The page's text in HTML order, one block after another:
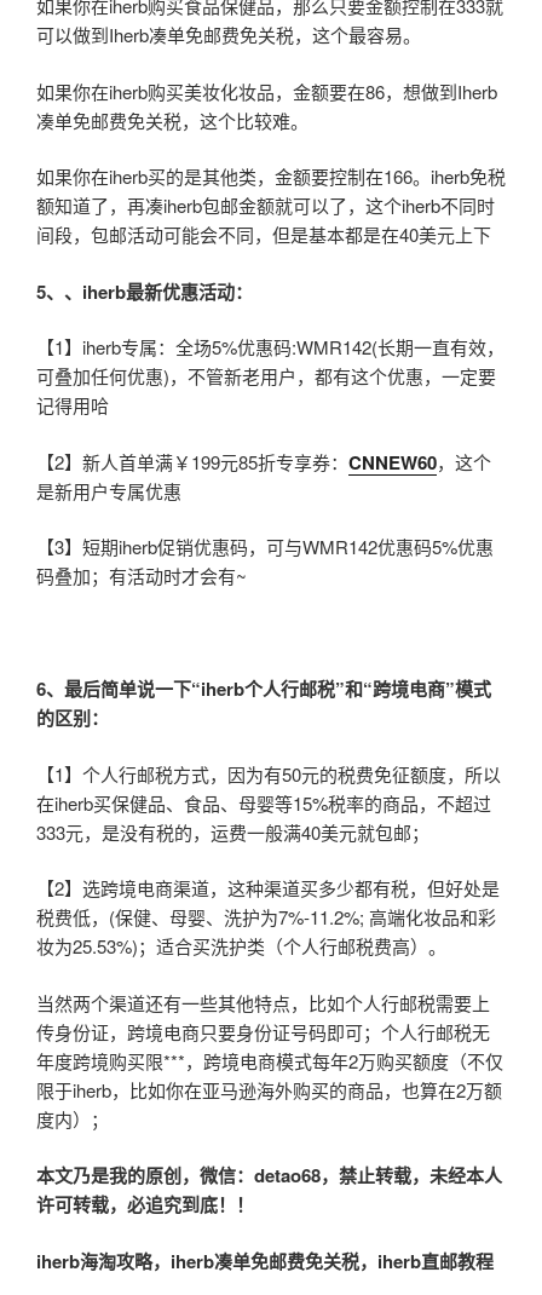
如果你在iherb购买食品保健品，那么只要金额控制在333就
可以做到Iherb凑单免邮费免关税，这个最容易。
如果你在iherb购买美妆化妆品，金额要在86，想做到Iherb
凑单免邮费免关税，这个比较难。
如果你在iherb买的是其他类，金额要控制在166。iherb免税
额知道了，再凑iherb包邮金额就可以了，这个iherb不同时
间段，包邮活动可能会不同，但是基本都是在40美元上下
5、、iherb最新优惠活动：
【1】iherb专属：全场5%优惠码:WMR142(长期一直有效，
可叠加任何优惠)，不管新老用户，都有这个优惠，一定要
记得用哈
【2】新人首单满￥199元85折专享券： CNNEW60，这个
是新用户专属优惠
【3】短期iherb促销优惠码，可与WMR142优惠码5%优惠
码叠加；有活动时才会有~
6、最后简单说一下“iherb个人行邮税”和“跨境电商”模式
的区别：
【1】个人行邮税方式，因为有50元的税费免征额度，所以
在iherb买保健品、食品、母婴等15%税率的商品，不超过
333元，是没有税的，运费一般满40美元就包邮；
【2】选跨境电商渠道，这种渠道买多少都有税，但好处是
税费低，(保健、母婴、洗护为7%-11.2%; 高端化妆品和彩
妆为25.53%)；适合买洗护类（个人行邮税费高）。
当然两个渠道还有一些其他特点，比如个人行邮税需要上
传身份证，跨境电商只要身份证号码即可；个人行邮税无
年度跨境购买限***，跨境电商模式每年2万购买额度（不仅
限于iherb，比如你在亚马逊海外购买的商品，也算在2万额
度内）；
本文乃是我的原创，微信： detao68，禁止转载，未经本人
许可转载，必追究到底！！
iherb海淘攻略，iherb凑单免邮费免关税，iherb直邮教程